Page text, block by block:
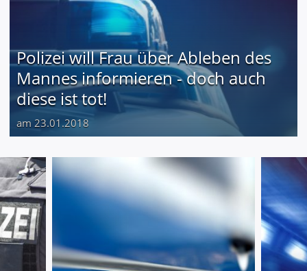
Polizei will Frau über Ableben des
Mannes informieren - doch auch
diese ist tot!
am 23.01.2018